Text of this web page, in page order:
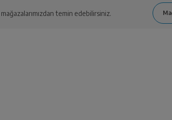
temin edebilirsiniz.